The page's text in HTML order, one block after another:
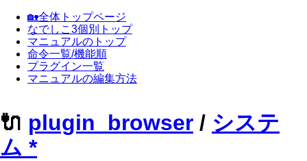
🏡全体トップページ
なでしこ3個別トップ
マニュアルのトップ
命令一覧/機能順
プラグイン一覧
マニュアルの編集方法
🔌 plugin_browser / システ
ム *